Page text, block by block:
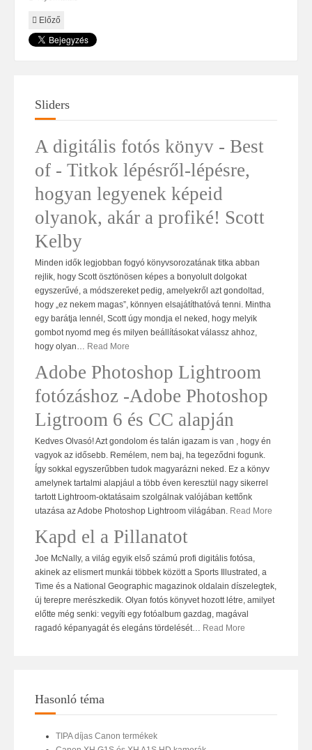
Előző
Sliders
A digitális fotós könyv - Best
of - Titkok lépésről-lépésre,
hogyan legyenek képeid
olyanok, akár a profiké! Scott
Kelby
Minden idők legjobban fogyó könyvsorozatának titka abban
rejlik, hogy Scott ösztönösen képes a bonyolult dolgokat
egyszerűvé, a módszereket pedig, amelyekről azt gondoltad,
hogy „ez nekem magas”, könnyen elsajátíthatóvá tenni. Mintha
egy barátja lennél, Scott úgy mondja el neked, hogy melyik
gombot nyomd meg és milyen beállításokat válassz ahhoz,
hogy olyan… Read More
Adobe Photoshop Lightroom
fotózáshoz -Adobe Photoshop
Ligtroom 6 és CC alapján
Kedves Olvasó! Azt gondolom és talán igazam is van , hogy én
vagyok az idősebb. Remélem, nem baj, ha tegeződni fogunk.
Így sokkal egyszerűbben tudok magyarázni neked. Ez a könyv
amelynek tartalmi alapjául a több éven keresztül nagy sikerrel
tartott Lightroom-oktatásaim szolgálnak valójában kettőnk
utazása az Adobe Photoshop Lightroom világában. Read More
Kapd el a Pillanatot
Joe McNally, a világ egyik első számú profi digitális fotósa,
akinek az elismert munkái többek között a Sports Illustrated, a
Time és a National Geographic magazinok oldalain díszelegtek,
új terepre merészkedik. Olyan fotós könyvet hozott létre, amilyet
előtte még senki: vegyíti egy fotóalbum gazdag, magával
ragadó képanyagát és elegáns tördelését… Read More
Hasonló téma
TIPA díjas Canon termékek